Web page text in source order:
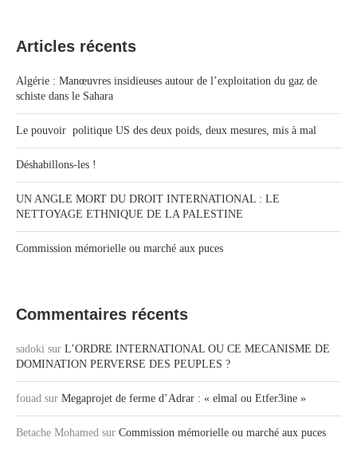
Articles récents
Algérie : Manœuvres insidieuses autour de l’exploitation du gaz de
schiste dans le Sahara
Le pouvoir politique US des deux poids, deux mesures, mis à mal
Déshabillons-les !
UN ANGLE MORT DU DROIT INTERNATIONAL : LE
NETTOYAGE ETHNIQUE DE LA PALESTINE
Commission mémorielle ou marché aux puces
Commentaires récents
sadoki sur L’ORDRE INTERNATIONAL OU CE MECANISME DE
DOMINATION PERVERSE DES PEUPLES ?
fouad sur Megaprojet de ferme d’Adrar : « elmal ou Etfer3ine »
Betache Mohamed sur Commission mémorielle ou marché aux puces